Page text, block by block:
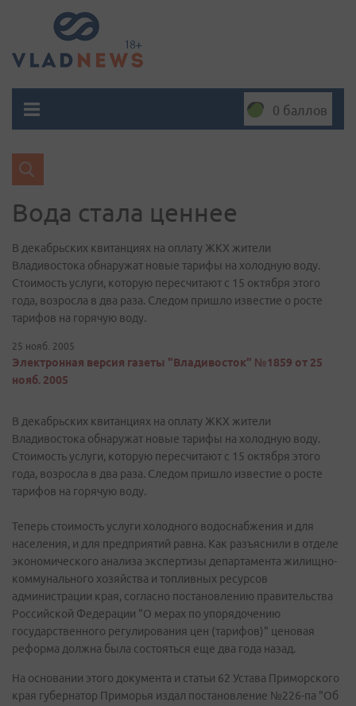
0 баллов
Вода стала ценнее
В декабрьских квитанциях на оплату ЖКХ жители
Владивостока обнаружат новые тарифы на холодную воду.
Стоимость услуги, которую пересчитают с 15 октября этого
года, возросла в два раза. Следом пришло известие о росте
тарифов на горячую воду.
25 нояб. 2005
Электронная версия газеты "Владивосток" №1859 от 25
нояб. 2005
В декабрьских квитанциях на оплату ЖКХ жители
Владивостока обнаружат новые тарифы на холодную воду.
Стоимость услуги, которую пересчитают с 15 октября этого
года, возросла в два раза. Следом пришло известие о росте
тарифов на горячую воду.
Теперь стоимость услуги холодного водоснабжения и для
населения, и для предприятий равна. Как разъяснили в отделе
экономического анализа экспертизы департамента жилищно-
коммунального хозяйства и топливных ресурсов
администрации края, согласно постановлению правительства
Российской Федерации "О мерах по упорядочению
государственного регулирования цен (тарифов)" ценовая
реформа должна была состояться еще два года назад.
На основании этого документа и статьи 62 Устава Приморского
края губернатор Приморья издал постановление №226-па "Об